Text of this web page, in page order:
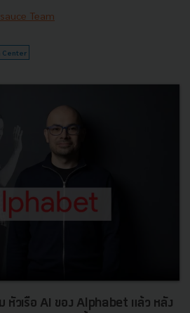
Team
Center
หัวเรือ AI ของ Alphabet แล้ว หลัง